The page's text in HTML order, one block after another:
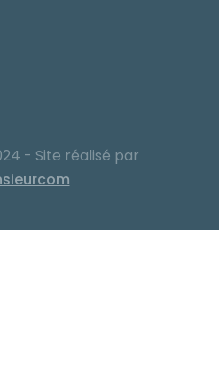
- Site réalisé par